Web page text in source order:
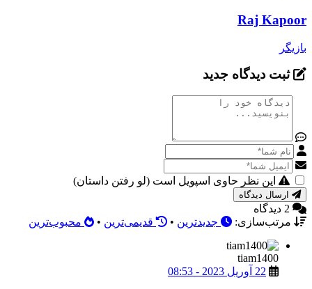
Raj Kapoor
بازیگر
ثبت دیدگاه جدید
این نظر حاوی اسپویل است (لو رفتن داستان)
2 دیدگاه
مرتب‌سازی:
جدیدترین • قدیمی‌ترین • محبوب‌ترین
tiam1400
22 آوریل 2023 - 08:53